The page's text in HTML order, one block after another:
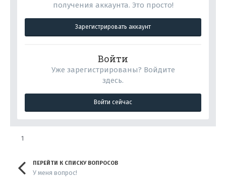
получения аккаунта. Это просто!
Зарегистрировать аккаунт
Войти
Уже зарегистрированы? Войдите
здесь.
Войти сейчас
1
ПЕРЕЙТИ К СПИСКУ ВОПРОСОВ
У меня вопрос!